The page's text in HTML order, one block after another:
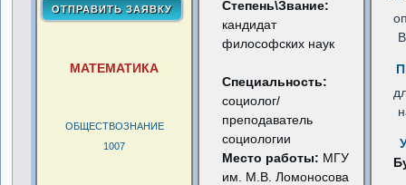
МАТЕМАТИКА
ОБЩЕСТВОЗНАНИЕ
1007
Степень\Звание:
кандидат
философских наук
Специальность:
социолог/
преподаватель
социологии
Место работы: МГУ
им. М.В. Ломоносова